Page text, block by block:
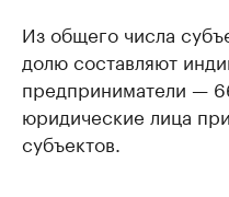
Из общего числа
долю составляют
предприниматели —
юридические лица
субъектов.